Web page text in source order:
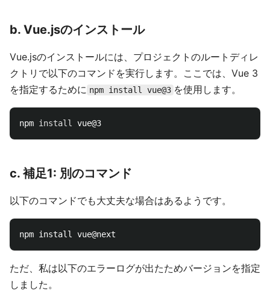
b. Vue.jsのインストール
Vue.jsのインストールには、プロジェクトのルートディレ
クトリで以下のコマンドを実行します。ここでは、Vue 3
を指定するために npm install vue@3 を使用します。
npm install
c. 補足1: 別のコマンド
以下のコマンドでも大丈夫な場合はあるようです。
ただ、私は以下のエラーログが出たためバージョンを指定
しました。